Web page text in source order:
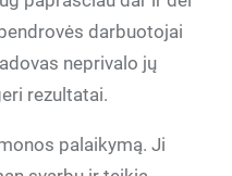
darbuotojai
neprivalo jų
rezultatai.
palaikymą. Ji